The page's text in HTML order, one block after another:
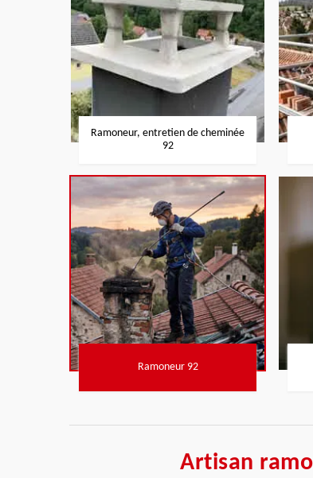
Ramoneur, entretien de cheminée
92
Ramoneur 92
Artisan